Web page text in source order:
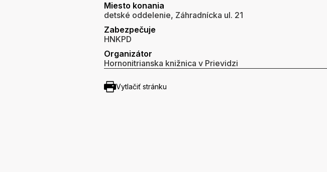
Miesto konania
detské oddelenie, Záhradnícka ul. 21
Zabezpečuje
HNKPD
Organizátor
Hornonitrianska knižnica v Prievidzi
Vytlačiť stránku